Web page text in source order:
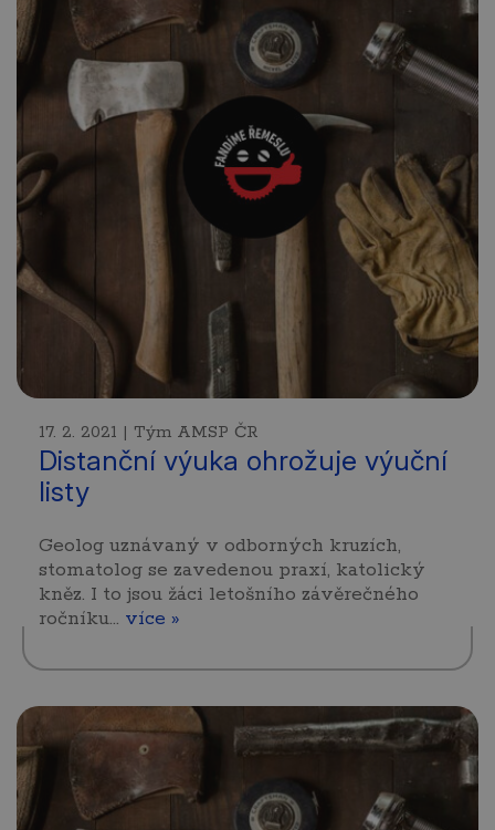
17. 2. 2021 | Tým AMSP ČR
Distanční výuka ohrožuje výuční
listy
Geolog uznávaný v odborných kruzích,
stomatolog se zavedenou praxí, katolický
kněz. I to jsou žáci letošního závěrečného
ročníku… více »